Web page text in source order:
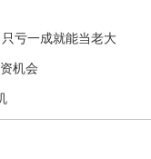
亏一成就能当老大
机会